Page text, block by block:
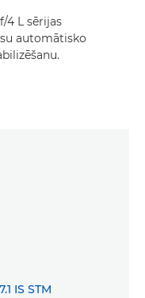
4 L sērijas
automātisko